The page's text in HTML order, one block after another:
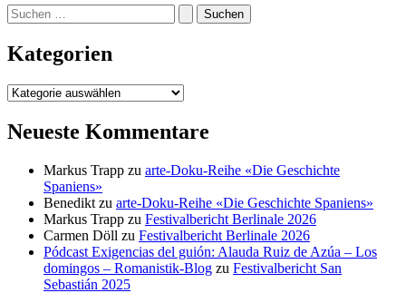
Suchen
nach:
Kategorien
Kategorien
Neueste Kommentare
Markus Trapp zu arte-Doku-Reihe «Die Geschichte
Spaniens»
Benedikt zu arte-Doku-Reihe «Die Geschichte Spaniens»
Markus Trapp zu Festivalbericht Berlinale 2026
Carmen Döll zu Festivalbericht Berlinale 2026
Pódcast Exigencias del guión: Alauda Ruiz de Azúa – Los
domingos – Romanistik-Blog zu Festivalbericht San
Sebastián 2025